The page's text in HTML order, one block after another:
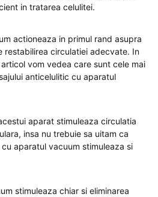
in tratarea celulitei.
actioneaza in primul rand asupra
restabilirea circulatiei adecvate. In
vom vedea care sunt cele mai
anticelulitic cu aparatul
aparat stimuleaza circulatia
insa nu trebuie sa uitam ca
aparatul vacuum stimuleaza si
stimuleaza chiar si eliminarea